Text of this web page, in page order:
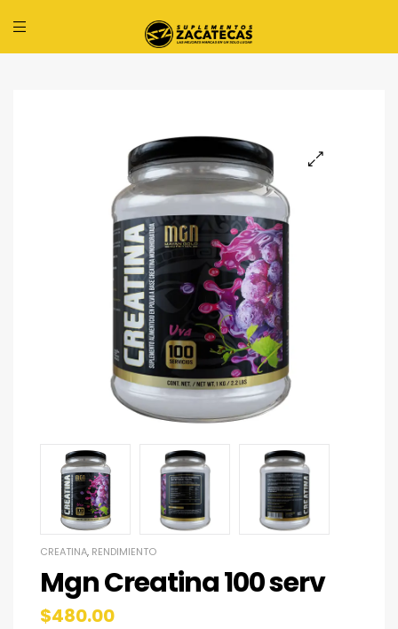
CREATINA, RENDIMIENTO
Mgn Creatina 100 serv
$480.00